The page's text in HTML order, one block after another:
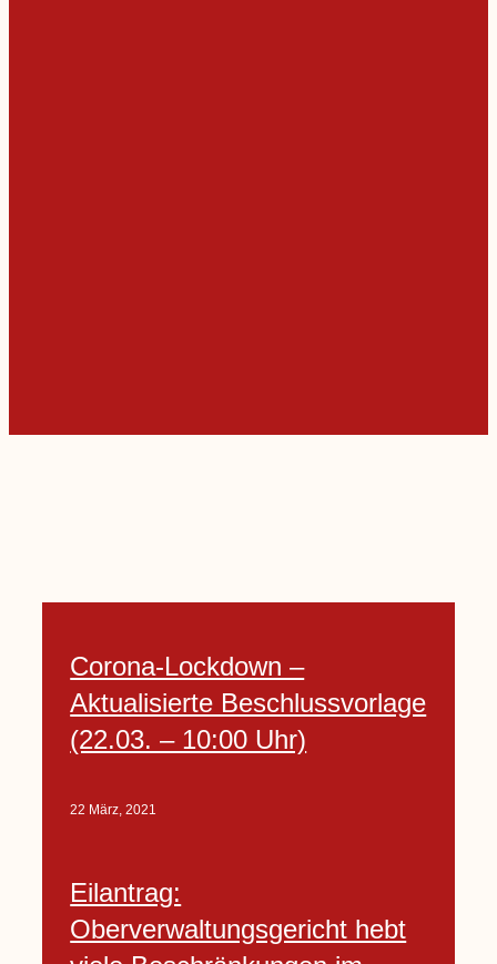
Corona-Lockdown –
Aktualisierte Beschlussvorlage
(22.03. – 10:00 Uhr)
22 März, 2021
Eilantrag:
Oberverwaltungsgericht hebt